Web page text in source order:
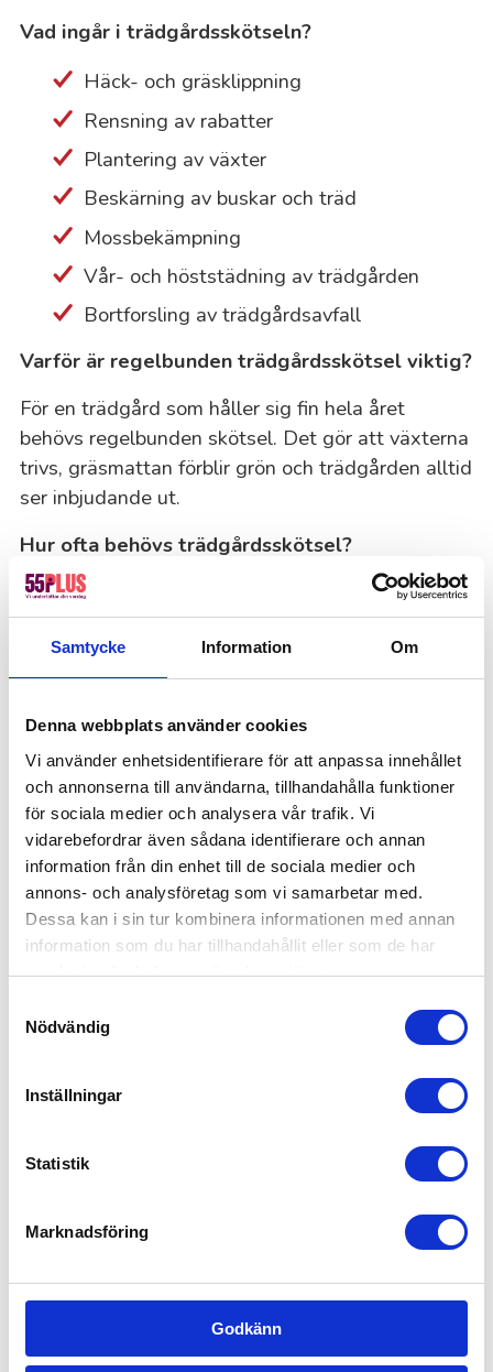
Samtycke Information Om
Denna webbplats använder cookies
Vi använder enhetsidentifierare för att anpassa innehållet
och annonserna till användarna, tillhandahålla funktioner
för sociala medier och analysera vår trafik. Vi
vidarebefordrar även sådana identifierare och annan
information från din enhet till de sociala medier och
annons- och analysföretag som vi samarbetar med.
Dessa kan i sin tur kombinera informationen med annan
information som du har tillhandahållit eller som de har
samlat in när du har använt deras tjänster.
Nödvändig
Inställningar
Statistik
Marknadsföring
Godkänn
Vad ingår i trädgårdsskötseln?
Häck- och gräsklippning
Rensning av rabatter
Plantering av växter
Beskärning av buskar och träd
Mossbekämpning
Vår- och höststädning av trädgården
Bortforsling av trädgårdsavfall
Varför är regelbunden trädgårdsskötsel viktig?
För en trädgård som håller sig fin hela året
behövs regelbunden skötsel. Det gör att växterna
trivs, gräsmattan förblir grön och trädgården alltid
ser inbjudande ut.
Hur ofta behövs trädgårdsskötsel?
Hur ofta du behöver hjälp beror på din trädgårds
behov och vad du föredrar. För en riktigt välskött
trädgård kan vi komma upp till en gång i veckan,
men oftast räcker två besök i månaden. Behovet
årstiderna – exempelvis växer gräset snabbare
under sommaren.
Kan man ha ett abonnemang på
trädgårdsskötsel?
Självklart kan man det. Hör av dig till oss, så ser
vi till att ordna regelbunden trädgårdsskötsel för
din trädgård i Partille.
Absolut! Vi drar av 50% på arbetskostnaden, så
trädgårdsavfall till tippen.
tjänster för trädgårdsskötsel
Klippte större lagerhäggs-häck, murgröna och ett mindre
träd. Blev jättefint! Enkla att kommunicera med, nedlagd
tid stämde bra med uppskattningen som gjordes inför